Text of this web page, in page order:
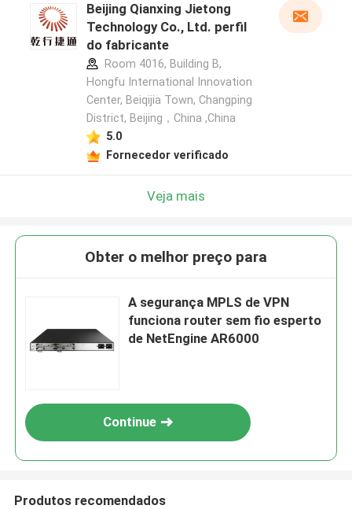
Beijing Qianxing Jietong
Technology Co., Ltd. perfil
do fabricante
Room 4016, Building B,
Hongfu International Innovation
Center, Beiqijia Town, Changping
District, Beijing，China ,China
5.0
Fornecedor verificado
Veja mais
Obter o melhor preço para
A segurança MPLS de VPN
funciona router sem fio esperto
de NetEngine AR6000
Continue
Produtos recomendados